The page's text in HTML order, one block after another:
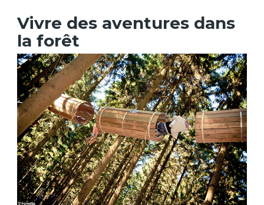
Vivre des aventures dans
la forêt